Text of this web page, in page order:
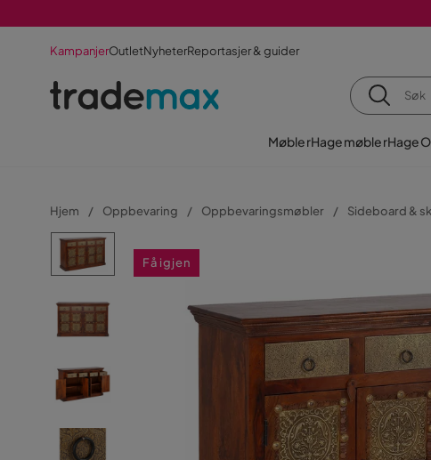
KampanjerOutletNyheterReportasjer & guider
MøblerHagemøblerHage
Hjem Oppbevaring Oppbevaringsmøbler Sideboard &
Få igjen